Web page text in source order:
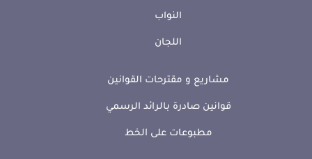
النواب
اللجان
مشاريع و مقترحات القوانين
قوانين صادرة بالرائد الرسمي
مطبوعات على الخط